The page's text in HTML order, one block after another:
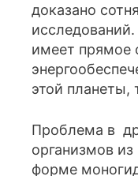
доказано
имеет прямое
этой планеты,
Проблема в
организмов
форме